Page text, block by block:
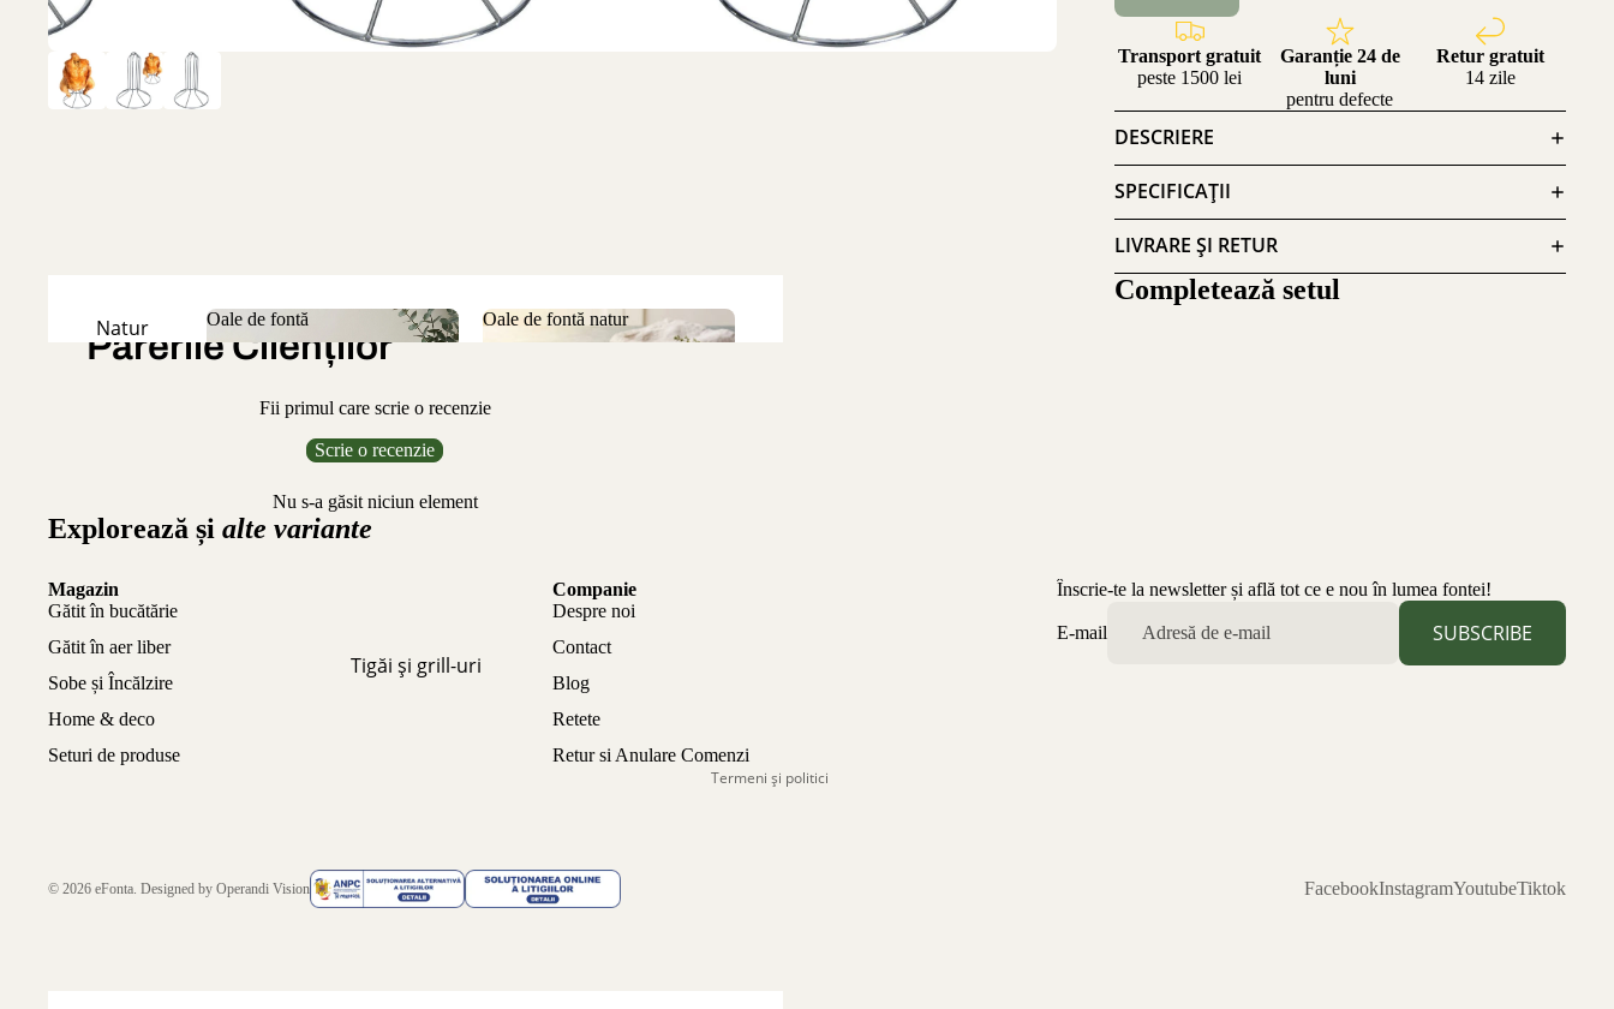
Natur
Emailate
Oale de fontă
Oale de fontă
Oale de fontă natur
Tigăi și grill-uri
Transport gratuit
peste 1500 lei
Garanție 24 de
luni
pentru defecte
Retur gratuit
14 zile
DESCRIERE
SPECIFICAȚII
LIVRARE ȘI RETUR
Completează setul
Părerile Clienților
Fii primul care scrie o recenzie
Scrie o recenzie
Nu s-a găsit niciun element
Explorează și alte variante
Magazin
Gătit în bucătărie
Gătit în aer liber
Sobe și Încălzire
Home & deco
Seturi de produse
Companie
Despre noi
Contact
Blog
Retete
Retur si Anulare Comenzi
Înscrie-te la newsletter și află tot ce e nou în lumea fontei!
E-mail SUBSCRIBE
© 2026 eFonta. Designed by Operandi Vision
Termeni și politici
FacebookInstagramYoutubeTiktok